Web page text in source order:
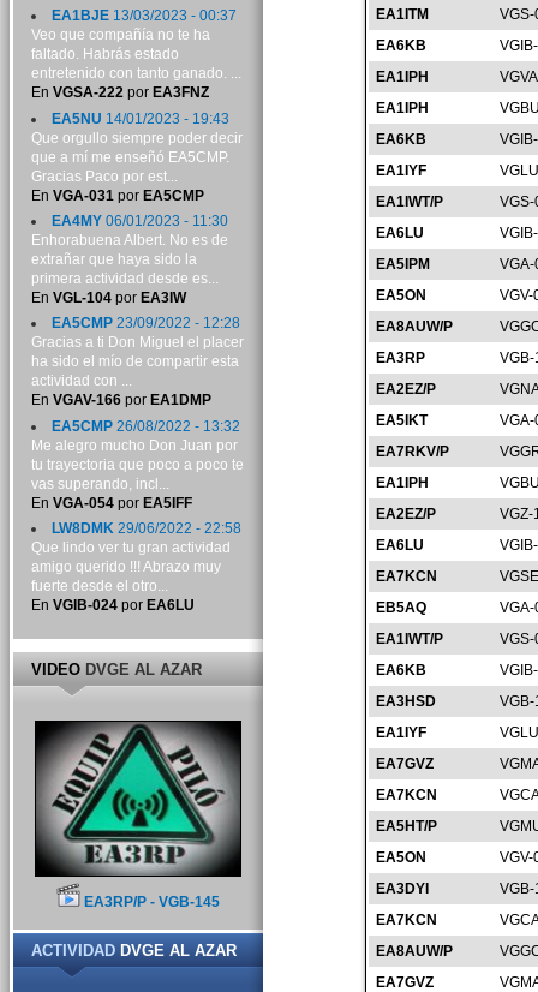
EA1ITM
EA6KB
EA1IPH
EA1IPH
EA6KB
EA1IYF
EA1IWT/P
EA6LU
EA5IPM
EA5ON
VGV-
EA8AUW/P
EA3RP
EA2EZ/P
EA5IKT
EA7RKV/P
EA1IPH
EA2EZ/P
VGZ-
EA6LU
EA7KCN
EB5AQ
EA1IWT/P
EA6KB
EA3HSD
EA1IYF
EA7GVZ
EA7KCN
EA5HT/P
EA5ON
VGV-
EA3DYI
EA7KCN
EA8AUW/P
EA7GVZ
EA1BJE13/03/2023 - 00:37
Veo que compañía no te ha
faltado. Habrás estado
entretenido con tanto ganado. ...
En VGSA-222por EA3FNZ
EA5NU 14/01/2023 - 19:43
Que orgullo siempre poder decir
que a mí me enseñó EA5CMP.
Gracias Paco por est...
En VGA-031 por EA5CMP
EA4MY06/01/2023 - 11:30
Enhorabuena Albert. No es de
extrañar que haya sido la
primera actividad desde es...
En VGL-104por EA3IW
EA5CMP23/09/2022 - 12:28
Gracias a ti Don Miguel el placer
ha sido el mío de compartir esta
actividad con ...
En VGAV-166por EA1DMP
EA5CMP26/08/2022 - 13:32
Me alegro mucho Don Juan por
tu trayectoria que poco a poco te
vas superando, incl...
En VGA-054por EA5IFF
LW8DMK29/06/2022 - 22:58
Que lindo ver tu gran actividad
amigo querido !!! Abrazo muy
fuerte desde el otro...
En VGIB-024por EA6LU
VIDEODVGE AL AZAR
EA3RP/P - VGB-145
ACTIVIDADDVGE AL AZAR